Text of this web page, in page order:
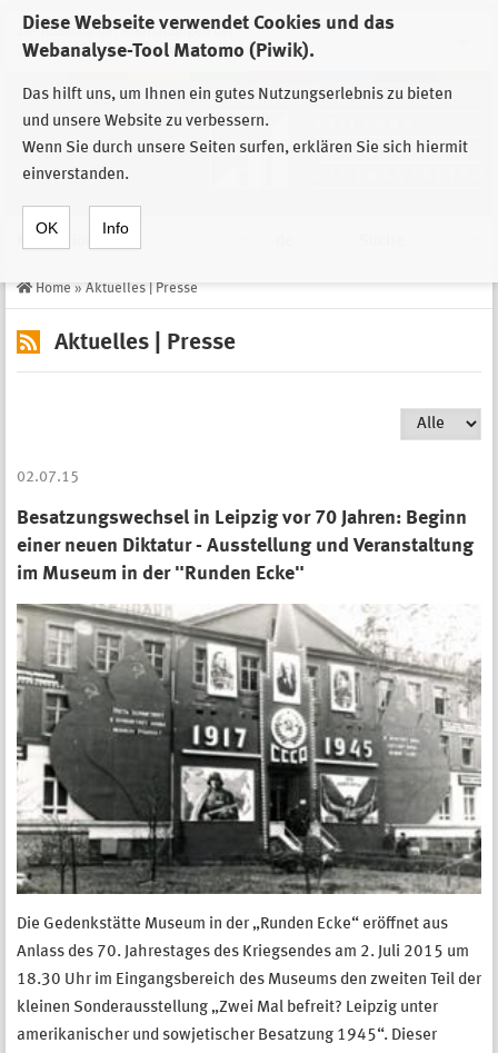
Diese Webseite verwendet Cookies und das
Webanalyse-Tool Matomo (Piwik).
Das hilft uns, um Ihnen ein gutes Nutzungserlebnis zu bieten
und unsere Website zu verbessern.
Wenn Sie durch unsere Seiten surfen, erklären Sie sich hiermit
einverstanden.
OK Info
Zur Auswahl der Einrichtungen der
Stiftung Sächsische Gedenkstätten
Home » Aktuelles | Presse
Aktuelles | Presse
02.07.15
Besatzungswechsel in Leipzig vor 70 Jahren: Beginn
einer neuen Diktatur - Ausstellung und Veranstaltung
im Museum in der "Runden Ecke"
Die Gedenkstätte Museum in der „Runden Ecke“ eröffnet aus
Anlass des 70. Jahrestages des Kriegsendes am 2. Juli 2015 um
18.30 Uhr im Eingangsbereich des Museums den zweiten Teil der
kleinen Sonderausstellung „Zwei Mal befreit? Leipzig unter
amerikanischer und sowjetischer Besatzung 1945“. Dieser